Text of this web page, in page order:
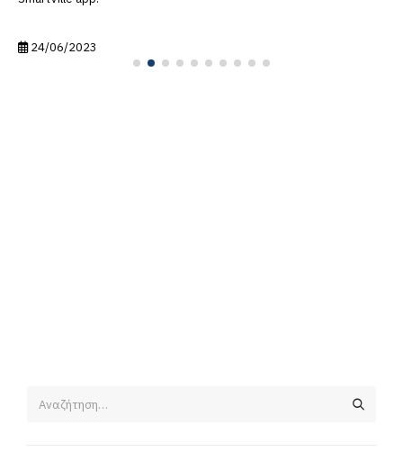
24/06/2023